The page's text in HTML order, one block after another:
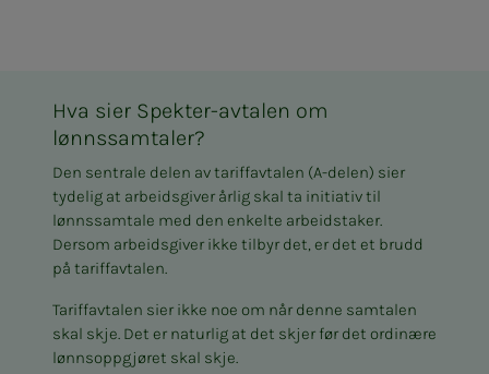
Hva sier Spekter-avtalen om
lønnssamtaler?
Den sentrale delen av tariffavtalen (A-delen) sier
tydelig at arbeidsgiver årlig skal ta initiativ til
lønnssamtale med den enkelte arbeidstaker.
Dersom arbeidsgiver ikke tilbyr det, er det et brudd
på tariffavtalen.
Tariffavtalen sier ikke noe om når denne samtalen
skal skje. Det er naturlig at det skjer før det ordinære
lønnsoppgjøret skal skje.